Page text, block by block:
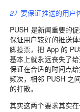
2）要保证推送的用户
PUSH 是新闻重要的
保证用户较好的推送
脚投票，把 App 的
基本上就永远丧失了
保证在合适的时间点
频次，相邻 PUSH 之
的打散。
其实这两个要求其实